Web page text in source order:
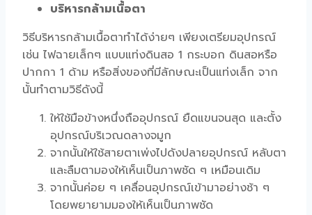
บริหารกล้ามเนื้อตา
วิธีบริหารกล้ามเนื้อตาทำได้ง่ายๆ เพียงเตรียมอุปกรณ์
เช่น ไฟฉายเล็กๆ แบบแท่งดินสอ 1 กระบอก ดินสอหรือ
ปากกา 1 ด้าม หรือสิ่งของที่มีลักษณะเป็นแท่งเล็ก จาก
นั้นทำตามวิธีดังนี้
ให้ใช้มือข้างหนึ่งถืออุปกรณ์ ยืดแขนจนสุด และตั้ง
อุปกรณ์บริเวณดลางจมูก
จากนั้นให้ใช้สายตาเพ่งไปดังปลายอุปกรณ์ หลับตา
และลืมตามองให้เห็นเป็นภาพชัด ๆ เหมือนเดิม
จากนั้นค่อย ๆ เคลื่อนอุปกรณ์เข้ามาอย่างช้า ๆ
โดยพยายามมองให้เห็นเป็นภาพชัด